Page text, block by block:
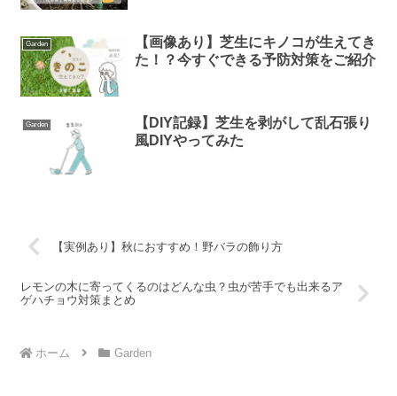
Garden
【画像あり】芝生にキノコが生えてき
た！？今すぐできる予防対策をご紹介
Garden
【DIY記録】芝生を剥がして乱石張り
風DIYやってみた
【実例あり】秋におすすめ！野バラの飾り方
レモンの木に寄ってくるのはどんな虫？虫が苦手でも出来るア
ゲハチョウ対策まとめ
ホーム Garden